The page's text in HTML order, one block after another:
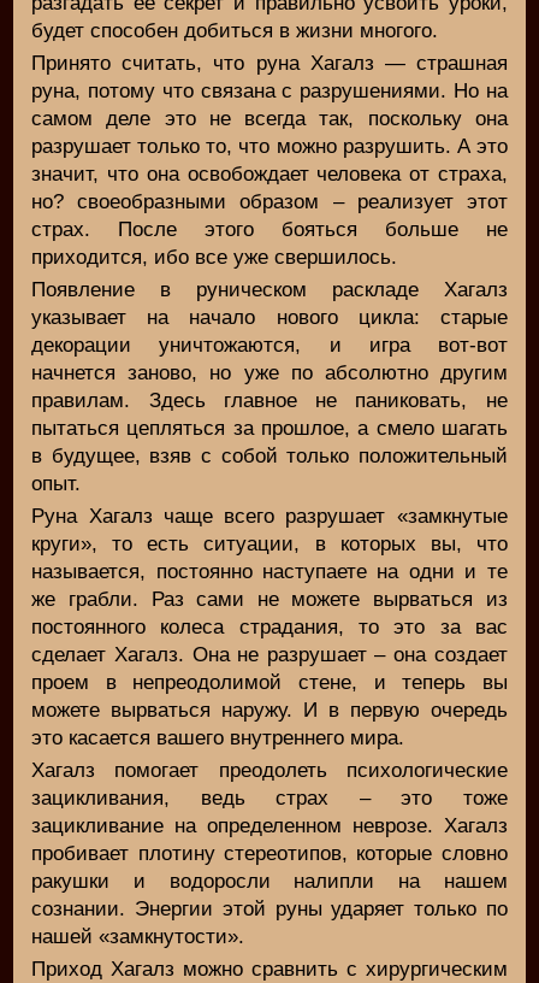
будет способен добиться в жизни многого.
Принято считать, что руна Хагалз — страшная
руна, потому что связана с разрушениями. Но на
самом деле это не всегда так, поскольку она
разрушает только то, что можно разрушить. А это
значит, что она освобождает человека от страха,
но? своеобразными образом – реализует этот
страх. После этого бояться больше не
приходится, ибо все уже свершилось.
Появление в руническом раскладе Хагалз
указывает на начало нового цикла: старые
декорации уничтожаются, и игра вот-вот
начнется заново, но уже по абсолютно другим
правилам. Здесь главное не паниковать, не
пытаться цепляться за прошлое, а смело шагать
в будущее, взяв с собой только положительный
опыт.
Руна Хагалз чаще всего разрушает «замкнутые
круги», то есть ситуации, в которых вы, что
называется, постоянно наступаете на одни и те
же грабли. Раз сами не можете вырваться из
постоянного колеса страдания, то это за вас
сделает Хагалз. Она не разрушает – она создает
проем в непреодолимой стене, и теперь вы
можете вырваться наружу. И в первую очередь
это касается вашего внутреннего мира.
Хагалз помогает преодолеть психологические
зацикливания, ведь страх – это тоже
зацикливание на определенном неврозе. Хагалз
пробивает плотину стереотипов, которые словно
ракушки и водоросли налипли на нашем
сознании. Энергии этой руны ударяет только по
нашей «замкнутости».
Приход Хагалз можно сравнить с хирургическим